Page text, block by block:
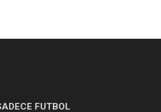
FUTBOL